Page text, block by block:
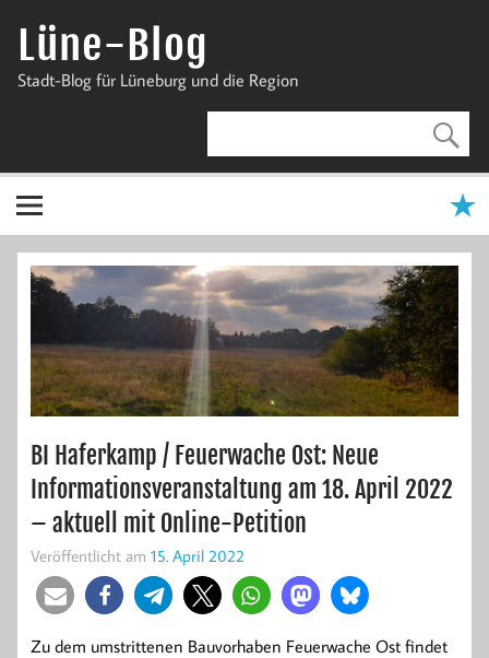
InhaltLüne-Blog
Stadt-Blog für Lüneburg und die Region
BI Haferkamp / Feuerwache Ost: Neue
Informationsveranstaltung am 18. April 2022
– aktuell mit Online-Petition
Veröffentlicht am 15. April 2022
Zu dem umstrittenen Bauvorhaben Feuerwache Ost findet